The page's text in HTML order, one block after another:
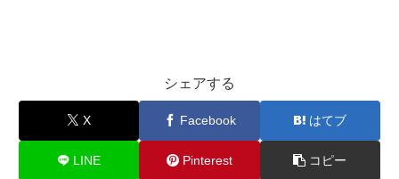
シェアする
X Facebook はてブ
LINE Pinterest コピー